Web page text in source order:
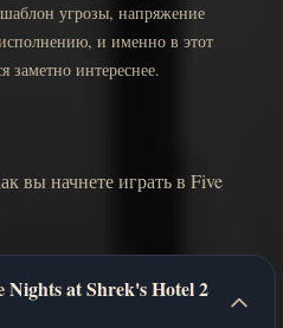
угрозы, напряжение
и именно в этот
заметно интереснее.
вы начнете играть в Five
at Shrek's Hotel 2